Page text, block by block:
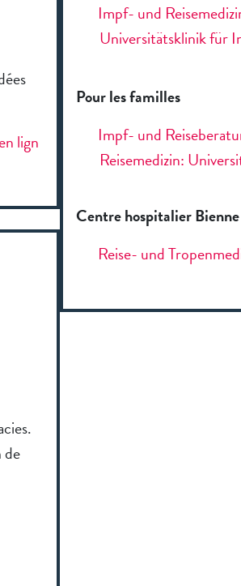
lign
de
Impf- und
Universitätsklinik für
Pour les familles
Impf- und
Reisemedizin:
Centre hospitalier Bienne
Reise- und